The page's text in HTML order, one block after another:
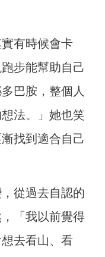
有時候會卡
步能幫助自己
巴胺，整個人
法。」她也笑
找到適合自己
從過去自認的
，「我以前覺得
去看山、看